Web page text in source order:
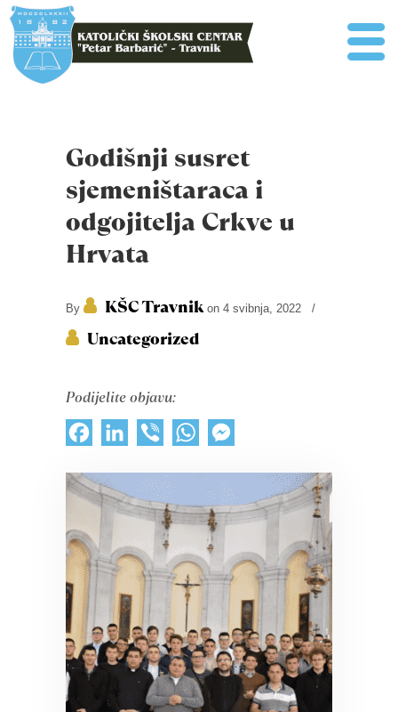
Godišnji susret
sjemeništaraca i
odgojitelja Crkve u
Hrvata
By KŠC Travnikon 4 svibnja, 2022 /
Uncategorized
Podijelite objavu:
FacebookLinkedInViber WhatsApp